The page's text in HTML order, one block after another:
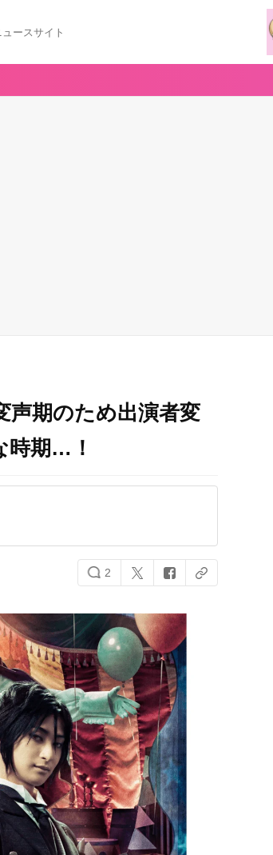
ースサイト
声期のため出演者変
時期…！
2